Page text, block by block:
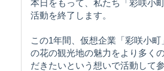
本日をもって、私たち「彩咲小
活動を終了します。
この1年間、仮想企業「彩咲小
の花の観光地の魅力をより多く
だきたいという想いで活動して